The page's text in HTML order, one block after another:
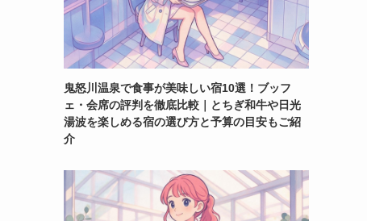
鬼怒川温泉で食事が美味しい宿10選！ブッフ
ェ・会席の評判を徹底比較｜とちぎ和牛や日光
湯波を楽しめる宿の選び方と予算の目安もご紹
介